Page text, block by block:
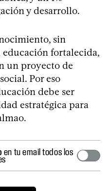
y desarrollo.
sin
fortalecida,
un proyecto de
Por eso
debe ser
estratégica para
en tu email todos los